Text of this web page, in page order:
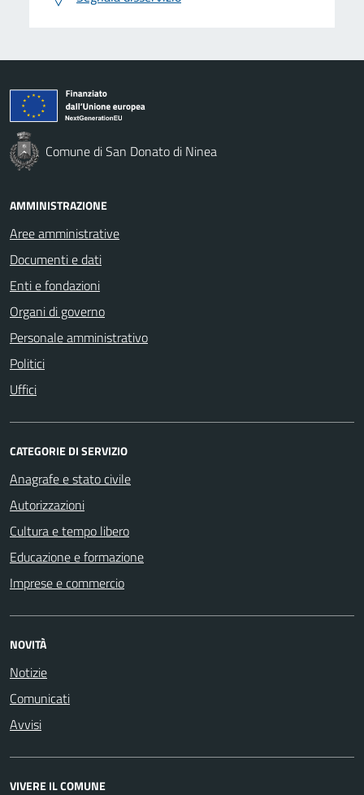
Comune di San Donato di Ninea
AMMINISTRAZIONE
Aree amministrative
Documenti e dati
Enti e fondazioni
Organi di governo
Personale amministrativo
Politici
Uffici
CATEGORIE DI SERVIZIO
Anagrafe e stato civile
Autorizzazioni
Cultura e tempo libero
Educazione e formazione
Imprese e commercio
NOVITÀ
Notizie
Comunicati
Avvisi
VIVERE IL COMUNE